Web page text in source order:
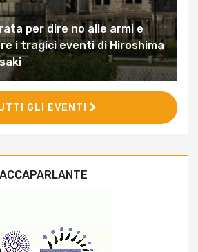
per dire no alle armi e
i tragici eventi di Hiroshima
GLI EVENTI
ACCAPARLANTE